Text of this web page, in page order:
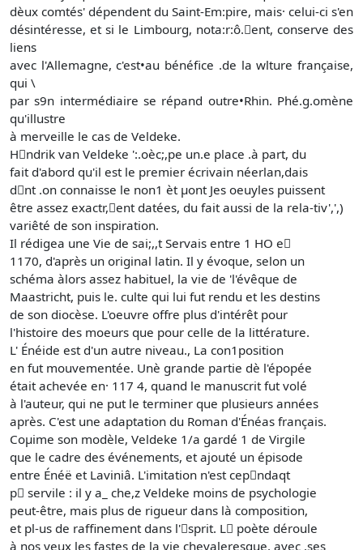
dèux comtés' dépendent du Saint-Em:pire, mais· celui-ci s'en
désintéresse, et si le Limbourg, nota:r:ô.􀉤ent, conserve des
liens
avec l'Allemagne, c'est•au bénéfice .de la wlture française,
qui \
par s9n intermédiaire se répand outre•Rhin. Phé.g.omène
qu'illustre
à merveille le cas de Veldeke.
H􀃪ndrik van Veldeke ':.oèc;,pe un.e place .à part, du
fait d'abord qu'il est le premier écrivain néerlan,dais
d􀃫nt .on connaisse le non1 èt μont Jes oeuyles puissent
être assez exactr,􀃬ent datées, du fait aussi de la rela-tiv',',)
variêté de son inspiration.
Il rédigea une Vie de sai;,,t Servais entre 1 HO e􀌂
1170, d'après un original latin. Il y évoque, selon un
schéma àlors assez habituel, la vie de 'l'évêque de
Maastricht, puis le. culte qui lui fut rendu et les destins
de son diocèse. L'oeuvre offre plus d'intérêt pour
l'histoire des moeurs que pour celle de la littérature.
L' Énéide est d'un autre niveau., La con1position
en fut mouvementée. Unè grande partie dè l'épopée
était achevée en· 117 4, quand le manuscrit fut volé
à l'auteur, qui ne put le terminer que plusieurs années
après. C'est une adaptation du Roman d'Énéas français.
Coμime son modèle, Veldeke 1/a gardé 1 de Virgile
que le cadre des événements, et ajouté un épisode
entre Énéë et Laviniâ. L'imitation n'est cep􀌃ndaqt
p􀌄 servile : il y a_ che,z Veldeke moins de psychologie
peut-être, mais plus de rigueur dans là composition,
et pl-us de raffinement dans l'􀌅sprit. L􀌆 poète déroule
à nos yeux les fastes de la vie chevaleresque, avec .ses